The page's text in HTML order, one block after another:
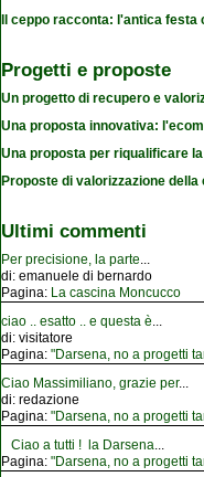
Il ceppo racconta: l'antica festa
Progetti e proposte
Un progetto di recupero e
Una proposta innovativa:
Una proposta per riqualificare
Proposte di valorizzazione della
Ultimi commenti
Per precisione, la parte
di: emanuele di bernardo
Pagina: La cascina Moncucco
ciao .. esatto .. e questa è
di: visitatore
Pagina: "Darsena, no a progetti
Ciao Massimiliano, grazie per...
di: redazione
Pagina: "Darsena, no a progetti
Ciao a tutti ! la Darsena
Pagina: "Darsena, no a progetti